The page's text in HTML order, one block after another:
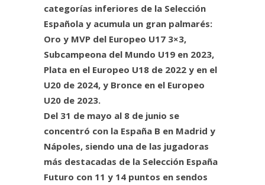
categorías inferiores de la Selección
Española y acumula un gran palmarés:
Oro y MVP del Europeo U17 3×3,
Subcampeona del Mundo U19 en 2023,
Plata en el Europeo U18 de 2022 y en el
U20 de 2024, y Bronce en el Europeo
U20 de 2023.
Del 31 de mayo al 8 de junio se
concentró con la España B en Madrid y
Nápoles, siendo una de las jugadoras
más destacadas de la Selección España
Futuro con 11 y 14 puntos en sendos